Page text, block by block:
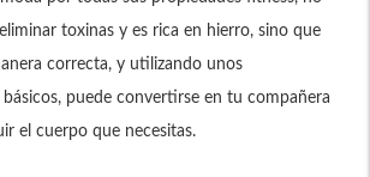
toxinas y es rica en hierro, sino que
correcta, y utilizando unos
puede convertirse en tu compañera
el cuerpo que necesitas.